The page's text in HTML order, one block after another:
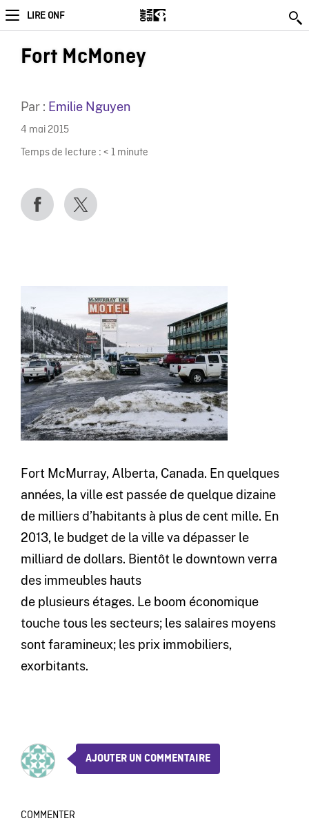
LIRE ONF
Fort McMoney
Par : Emilie Nguyen
4 mai 2015
Temps de lecture : < 1 minute
Fort McMurray, Alberta, Canada. En quelques
années, la ville est passée de quelque dizaine
de milliers d’habitants à plus de cent mille. En
2013, le budget de la ville va dépasser le
milliard de dollars. Bientôt le downtown verra
des immeubles hauts
de plusieurs étages. Le boom économique
touche tous les secteurs; les salaires moyens
sont faramineux; les prix immobiliers,
exorbitants.
AJOUTER UN COMMENTAIRE
COMMENTER